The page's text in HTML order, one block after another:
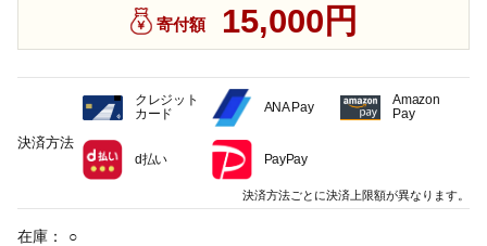
寄付額 15,000円
在庫： ○
決済方法
クレジット
カード
ANA Pay
Amazon
Pay
d払い PayPay
決済方法ごとに決済上限額が異なります。